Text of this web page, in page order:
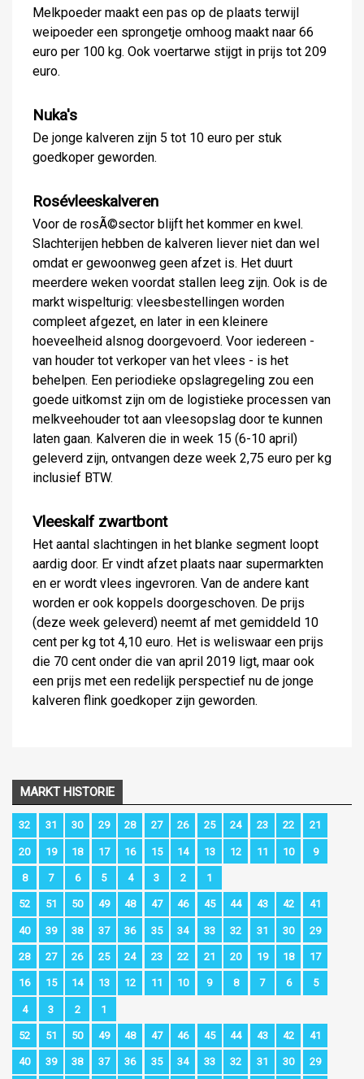
Melkpoeder maakt een pas op de plaats terwijl
weipoeder een sprongetje omhoog maakt naar 66
euro per 100 kg. Ook voertarwe stijgt in prijs tot 209
euro.
Nuka's
De jonge kalveren zijn 5 tot 10 euro per stuk
goedkoper geworden.
Rosévleeskalveren
Voor de rosÃ©sector blijft het kommer en kwel.
Slachterijen hebben de kalveren liever niet dan wel
omdat er gewoonweg geen afzet is. Het duurt
meerdere weken voordat stallen leeg zijn. Ook is de
markt wispelturig: vleesbestellingen worden
compleet afgezet, en later in een kleinere
hoeveelheid alsnog doorgevoerd. Voor iedereen -
van houder tot verkoper van het vlees - is het
behelpen. Een periodieke opslagregeling zou een
goede uitkomst zijn om de logistieke processen van
melkveehouder tot aan vleesopslag door te kunnen
laten gaan. Kalveren die in week 15 (6-10 april)
geleverd zijn, ontvangen deze week 2,75 euro per kg
inclusief BTW.
Vleeskalf zwartbont
Het aantal slachtingen in het blanke segment loopt
aardig door. Er vindt afzet plaats naar supermarkten
en er wordt vlees ingevroren. Van de andere kant
worden er ook koppels doorgeschoven. De prijs
(deze week geleverd) neemt af met gemiddeld 10
cent per kg tot 4,10 euro. Het is weliswaar een prijs
die 70 cent onder die van april 2019 ligt, maar ook
een prijs met een redelijk perspectief nu de jonge
kalveren flink goedkoper zijn geworden.
MARKT HISTORIE
32 31 30 29 28 27 26 25 24 23 22 21
20 19 18 17 16 15 14 13 12 11 10 9
8 7 6 5 4 3 2 1
52 51 50 49 48 47 46 45 44 43 42 41
40 39 38 37 36 35 34 33 32 31 30 29
28 27 26 25 24 23 22 21 20 19 18 17
16 15 14 13 12 11 10 9 8 7 6 5
4 3 2 1
52 51 50 49 48 47 46 45 44 43 42 41
40 39 38 37 36 35 34 33 32 31 30 29